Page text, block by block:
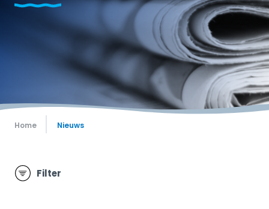
Home Nieuws
Filter